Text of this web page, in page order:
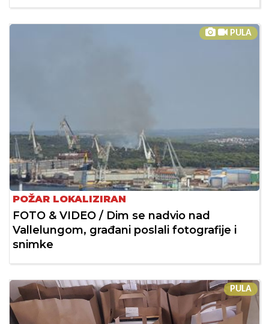
PULA
POŽAR LOKALIZIRAN
FOTO & VIDEO / Dim se nadvio nad
Vallelungom, građani poslali fotografije i
snimke
PULA